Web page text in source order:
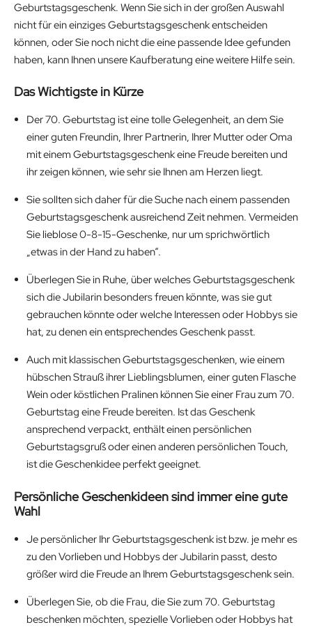
€
.
.
9
€
.
2
9
.
Geburtstagsgeschenk. Wenn Sie sich in der großen Auswahl
nicht für ein einziges Geburtstagsgeschenk entscheiden
können, oder Sie noch nicht die eine passende Idee gefunden
haben, kann Ihnen unsere Kaufberatung eine weitere Hilfe sein.
Das Wichtigste in Kürze
Der 70. Geburtstag ist eine tolle Gelegenheit, an dem Sie
einer guten Freundin, Ihrer Partnerin, Ihrer Mutter oder Oma
mit einem Geburtstagsgeschenk eine Freude bereiten und
ihr zeigen können, wie sehr sie Ihnen am Herzen liegt.
Sie sollten sich daher für die Suche nach einem passenden
Geburtstagsgeschenk ausreichend Zeit nehmen. Vermeiden
Sie lieblose 0-8-15-Geschenke, nur um sprichwörtlich
„etwas in der Hand zu haben“.
Überlegen Sie in Ruhe, über welches Geburtstagsgeschenk
sich die Jubilarin besonders freuen könnte, was sie gut
gebrauchen könnte oder welche Interessen oder Hobbys sie
hat, zu denen ein entsprechendes Geschenk passt.
Auch mit klassischen Geburtstagsgeschenken, wie einem
hübschen Strauß ihrer Lieblingsblumen, einer guten Flasche
Wein oder köstlichen Pralinen können Sie einer Frau zum 70.
Geburtstag eine Freude bereiten. Ist das Geschenk
ansprechend verpackt, enthält einen persönlichen
Geburtstagsgruß oder einen anderen persönlichen Touch,
ist die Geschenkidee perfekt geeignet.
Persönliche Geschenkideen sind immer eine gute
Wahl
Je persönlicher Ihr Geburtstagsgeschenk ist bzw. je mehr es
zu den Vorlieben und Hobbys der Jubilarin passt, desto
größer wird die Freude an Ihrem Geburtstagsgeschenk sein.
Überlegen Sie, ob die Frau, die Sie zum 70. Geburtstag
beschenken möchten, spezielle Vorlieben oder Hobbys hat